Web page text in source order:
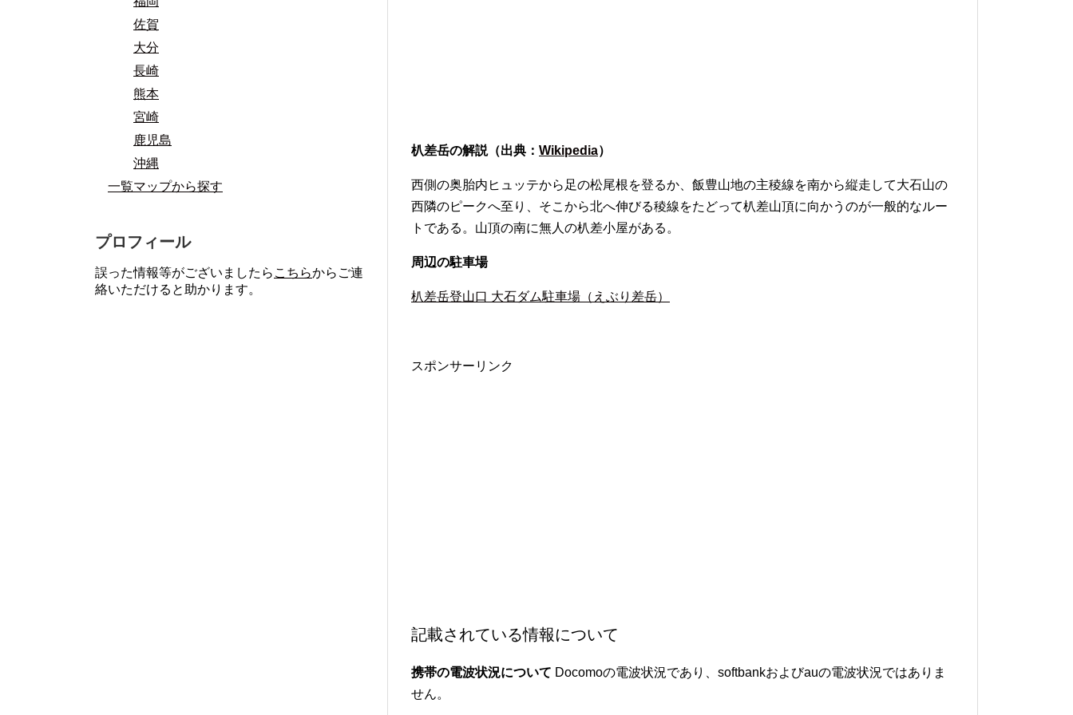
朳差岳の解説（出典： Wikipedia）
西側の奥胎内ヒュッテから足の松尾根を登るか、飯豊山地の主稜線を南から縦走して大石山の
西隣のピークへ至り、そこから北へ伸びる稜線をたどって朳差山頂に向かうのが一般的なルー
トである。山頂の南に無人の朳差小屋がある。
周辺の駐車場
朳差岳登山口 大石ダム駐車場（えぶり差岳）
スポンサーリンク
記載されている情報について
携帯の電波状況について Docomoの電波状況であり、softbankおよびauの電波状況ではありま
せん。
佐賀
大分
長崎
熊本
宮崎
鹿児島
沖縄
一覧マップから探す
プロフィール
誤った情報等がございましたら こちらからご連
絡いただけると助かります。